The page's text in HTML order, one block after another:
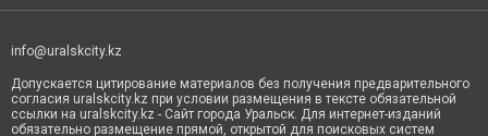
info@uralskcity.kz
Допускается цитирование материалов без получения предварительного
согласия uralskcity.kz при условии размещения в тексте обязательной
ссылки на uralskcity.kz - Сайт города Уральск. Для интернет-изданий
обязательно размещение прямой, открытой для поисковых систем